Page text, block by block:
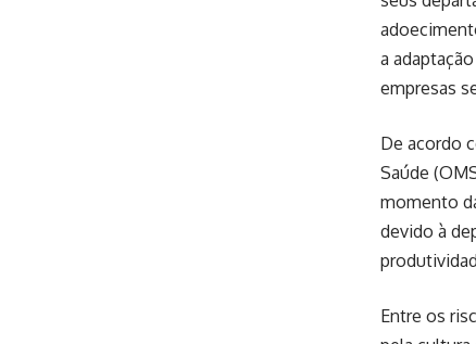
a
empresas
De acordo
Saúde
momento
devido à
Entre os